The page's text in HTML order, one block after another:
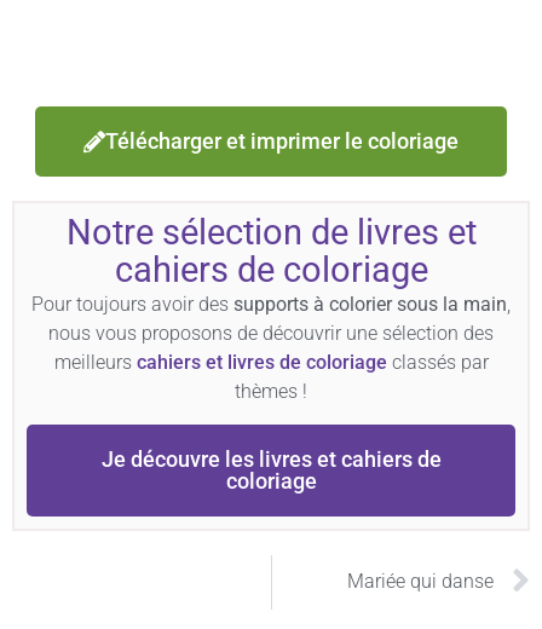
Télécharger et imprimer le coloriage
Notre sélection de livres et
cahiers de coloriage
Pour toujours avoir des supports à colorier sous la main,
nous vous proposons de découvrir une sélection des
meilleurs cahiers et livres de coloriage classés par
thèmes !
Je découvre les livres et cahiers de
coloriage
Mariée qui danse